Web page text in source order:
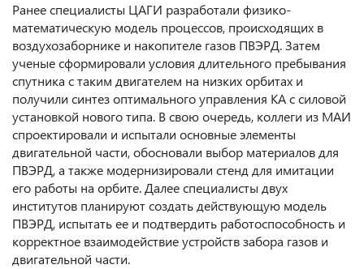
Ранее специалисты ЦАГИ разработали физико-
математическую модель процессов, происходящих в
воздухозаборнике и накопителе газов ПВЭРД. Затем
ученые сформировали условия длительного пребывания
спутника с таким двигателем на низких орбитах и
получили синтез оптимального управления КА с силовой
установкой нового типа. В свою очередь, коллеги из МАИ
спроектировали и испытали основные элементы
двигательной части, обосновали выбор материалов для
ПВЭРД, а также модернизировали стенд для имитации
его работы на орбите. Далее специалисты двух
институтов планируют создать действующую модель
ПВЭРД, испытать ее и подтвердить работоспособность и
корректное взаимодействие устройств забора газов и
двигательной части.